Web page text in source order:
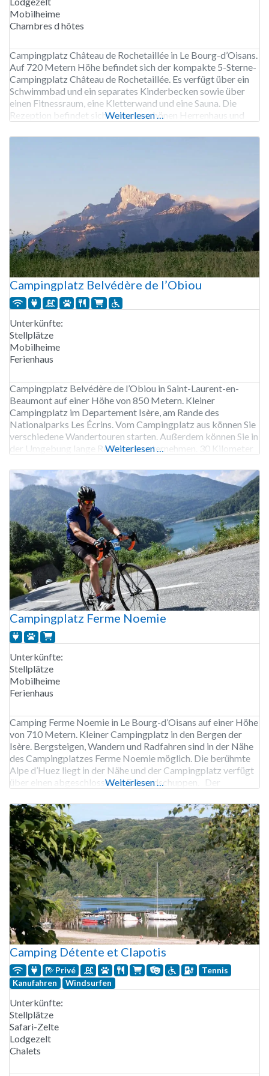
Mobilheime
Chambres d hôtes
Campingplatz Château de Rochetaillée in Le Bourg-d’Oisans.
Auf 720 Metern Höhe befindet sich der kompakte 5-Sterne-
Campingplatz Château de Rochetaillée. Es verfügt über ein
Schwimmbad und ein separates Kinderbecken sowie über
einen Fitnessraum, eine Kletterwand und eine Sauna. Die
Rezeption befindet sich in einem schönen Herrenhaus und
der Umgebung gibt es zahlreiche Wanderwege
Weiterlesen …
Campingplatz Belvédère de l’Obiou
Unterkünfte:
Stellplätze
Mobilheime
Ferienhaus
Campingplatz Belvédère de l’Obiou in Saint-Laurent-en-
Beaumont auf einer Höhe von 850 Metern. Kleiner
Campingplatz im Departement Isère, am Rande des
Nationalparks Les Écrins. Vom Campingplatz aus können Sie
verschiedene Wandertouren starten. Außerdem können Sie in
der Umgebung lange Radtouren unternehmen. 30 Kilometer
Monteynard-Avignonet. Sie können den See über die
Passerelle Du Drac
Weiterlesen …
Campingplatz Ferme Noemie
Unterkünfte:
Stellplätze
Mobilheime
Ferienhaus
Camping Ferme Noemie in Le Bourg-d’Oisans auf einer Höhe
von 710 Metern. Kleiner Campingplatz in den Bergen der
Isère. Bergsteigen, Wandern und Radfahren sind in der Nähe
des Campingplatzes Ferme Noemie möglich. Die berühmte
Alpe d’Huez liegt in der Nähe und der Campingplatz verfügt
über einen abgeschlossenen Fahrradschuppen. Der
Oktober
Weiterlesen …
Camping Détente et Clapotis
Privé
Tennis
Kanufahren
Windsurfen
Unterkünfte:
Stellplätze
Safari-Zelte
Lodgezelt
Chalets